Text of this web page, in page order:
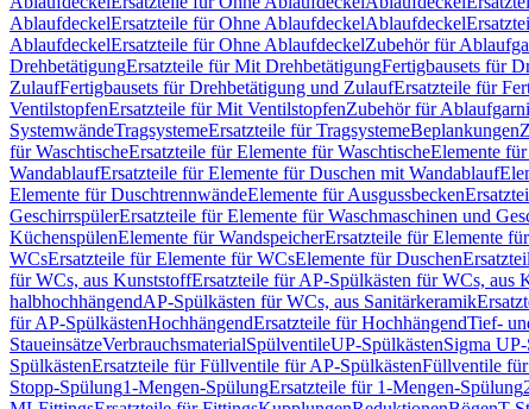
AblaufdeckelErsatzteile für Ohne AblaufdeckelAblaufdeckel
AblaufdeckelErsatzteile für Ohne AblaufdeckelZubehör für
DrehbetätigungErsatzteile für Mit DrehbetätigungFertigbausets für
ZulaufFertigbausets für Drehbetätigung und ZulaufErsatzteile für
VentilstopfenErsatzteile für Mit VentilstopfenZubehör für
SystemwändeTragsystemeErsatzteile für TragsystemeBeplankungen
für WaschtischeErsatzteile für Elemente für WaschtischeElemente
WandablaufErsatzteile für Elemente für Duschen mit Wandablauf
Elemente für DuschtrennwändeElemente für Ausgussbecken
GeschirrspülerErsatzteile für Elemente für Waschmaschinen und
KüchenspülenElemente für WandspeicherErsatzteile für Elemente
WCsErsatzteile für Elemente für WCsElemente für Duschen
für WCs, aus KunststoffErsatzteile für AP-Spülkästen für WCs, aus
halbhochhängendAP-Spülkästen für WCs, aus Sanitärkeramik
für AP-SpülkästenHochhängendErsatzteile für HochhängendTief-
StaueinsätzeVerbrauchsmaterialSpülventileUP-SpülkästenSigma
SpülkästenErsatzteile für Füllventile für AP-SpülkästenFüllventile
Stopp-Spülung1-Mengen-SpülungErsatzteile für 1-Mengen-Spülung